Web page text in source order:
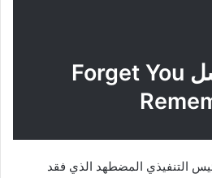
قصة مسلسل Forget You
التنفيذي المضطهد الذي فقد